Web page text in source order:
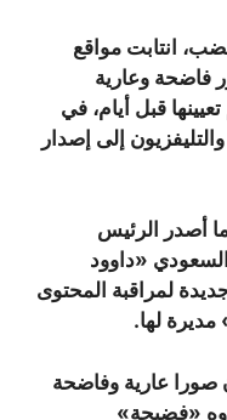
انتابت مواقع
فاضحة وعارية
قبل أيام، في
إلى إصدار
أصدر الرئيس
السعودي «داوود
لمراقبة المحتوى
مديرة لها.
صورا عارية وفاضحة
«فضيحة»